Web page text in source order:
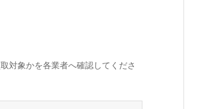
対象かを各業者へ確認してくださ